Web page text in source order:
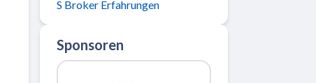
S Broker Erfahrungen
Sponsoren